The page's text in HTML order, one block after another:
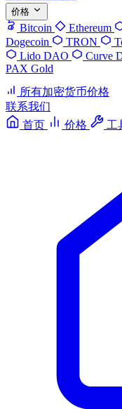
价格
Bitcoin Ethereum
Dogecoin
TRON
Lido DAO
Curve
PAX Gold
所有加密货币价格
联系我们
首页
价格 工